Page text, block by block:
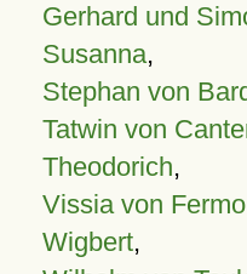
Gerhard und
Susanna,
Stephan von
Tatwin von
Theodorich,
Vissia von Fermo
Wigbert,